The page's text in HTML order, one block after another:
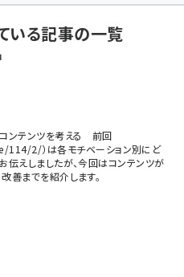
間と築いた勝利の絆～ (2304)
山佳須夫のヒント集！ (2017)
いる記事の一覧
ンテンツを考える 前回
2/）は各モチベーション別にど
伝えしましたが、今回はコンテンツが
善までを紹介します。